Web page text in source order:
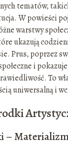
tematów,
W powieści
warstwy
ukazują
Prus, poprzez
i
To
uniwersalną i
–